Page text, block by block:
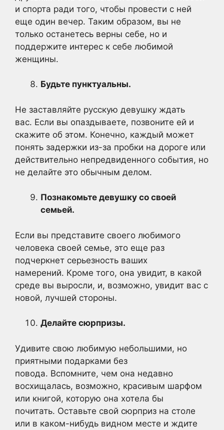
и спорта ради того, чтобы провести с ней
еще один вечер. Таким образом, вы не
только останетесь верны себе, но и
поддержите интерес к себе любимой
женщины.
Будьте пунктуальны.
Не заставляйте русскую девушку ждать
вас. Если вы опаздываете, позвоните ей и
скажите об этом. Конечно, каждый может
понять задержки из-за пробки на дороге или
действительно непредвиденного события, но
не делайте это обычным делом.
Познакомьте девушку со своей
семьей.
Если вы представите своего любимого
человека своей семье, это еще раз
подчеркнет серьезность ваших
намерений. Кроме того, она увидит, в какой
среде вы выросли, и, возможно, увидит вас с
новой, лучшей стороны.
Делайте сюрпризы.
Удивите свою любимую небольшими, но
приятными подарками без
повода. Вспомните, чем она недавно
восхищалась, возможно, красивым шарфом
или книгой, которую она хотела бы
почитать. Оставьте свой сюрприз на столе
или в каком-нибудь видном месте и ждите